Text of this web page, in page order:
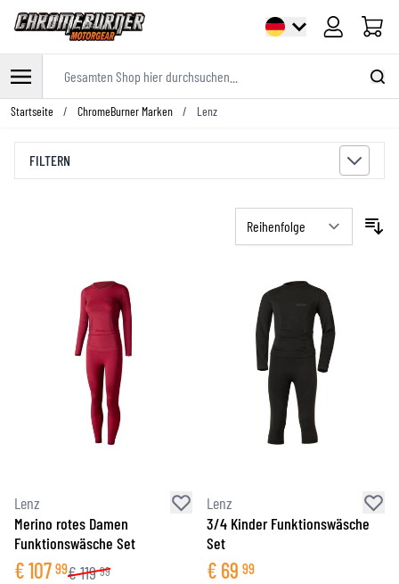
Zum Inhalt springen
Startseite / ChromeBurner Marken / Lenz
FILTERN
Lenz
Merino rotes Damen
Funktionswäsche Set
€107 99€119 99
Lenz
3/4 Kinder Funktionswäsche
Set
€ 69 99